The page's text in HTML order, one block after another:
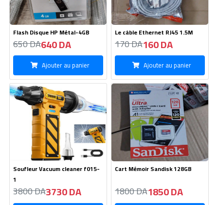
Flash Disque HP Métal-4GB
650 DA640 DA
Ajouter au panier
Le câble Ethernet RJ45 1.5M
170 DA160 DA
Ajouter au panier
Soufleur Vacuum cleaner f015-
3800 DA3730 DA
Ajouter au panier
Cart Mémoir Sandisk 128GB
1800 DA1850 DA
Ajouter au panier